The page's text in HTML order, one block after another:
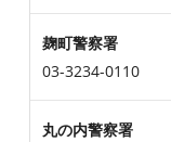
麹町警察署
03-3234-0110
丸の内警察署